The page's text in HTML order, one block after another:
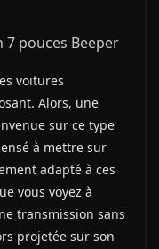
7 pouces Beeper
voitures
Alors, une
sur ce type
à mettre sur
adapté à ces
vous voyez à
transmission sans
projetée sur son